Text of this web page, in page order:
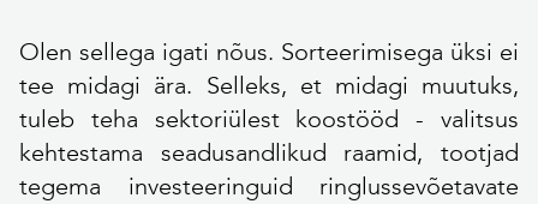
Olen sellega igati nõus. Sorteerimisega üksi ei
tee midagi ära. Selleks, et midagi muutuks,
tuleb teha sektoriülest koostööd - valitsus
kehtestama seadusandlikud raamid, tootjad
tegema investeeringuid ringlussevõetavate